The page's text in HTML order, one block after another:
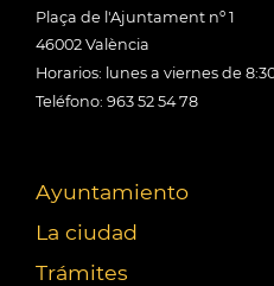
Plaça de l'Ajuntament nº 1
46002 València
Horarios: lunes a viernes de
Teléfono: 963 52 54 78
Ayuntamiento
La ciudad
Trámites